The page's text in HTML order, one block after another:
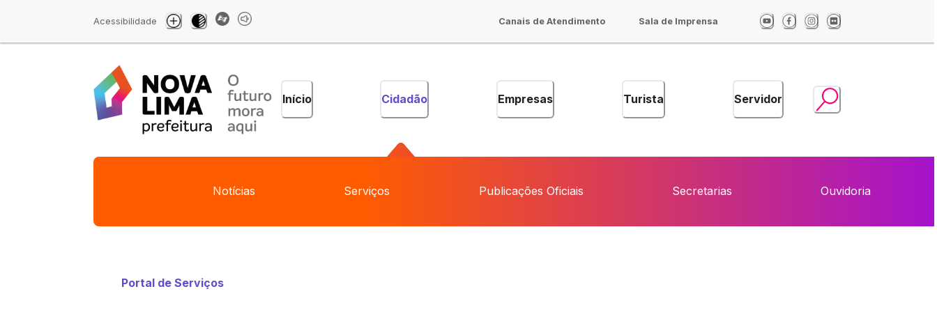
Acessibilidade Canais de Atendimento Sala de Imprensa
Início Cidadão Empresas Turista Servidor
Notícias Serviços Publicações Oficiais Secretarias Ouvidoria
Portal de Serviços